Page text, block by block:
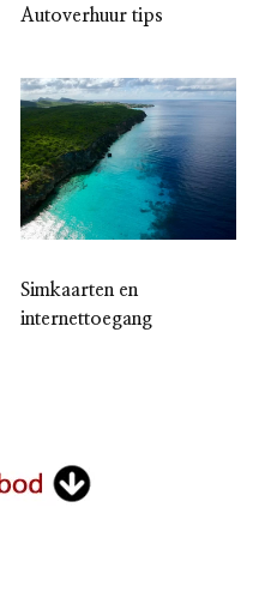
Autoverhuur tips
Simkaarten en
internettoegang